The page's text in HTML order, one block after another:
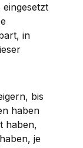
in
bis
haben
haben,
je